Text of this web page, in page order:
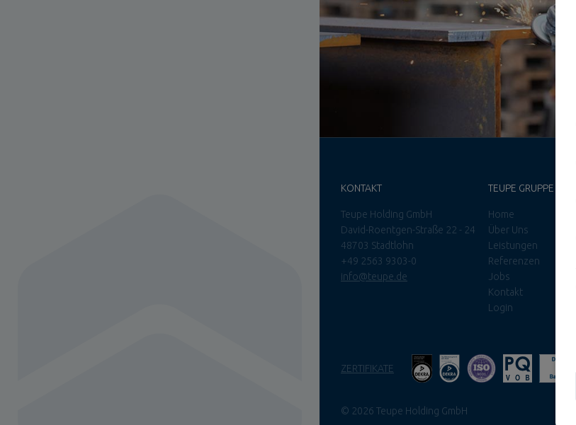
KONTAKT
Teupe Holding GmbH
David-Roentgen-Straße 22 - 24
48703 Stadtlohn
+49 2563 9303-0
info@teupe.de
TEUPE GRUPPE
Home
Über Uns
Leistungen
Referenzen
Jobs
Kontakt
Login
ZERTIFIKATE
© 2026 Teupe Holding GmbH